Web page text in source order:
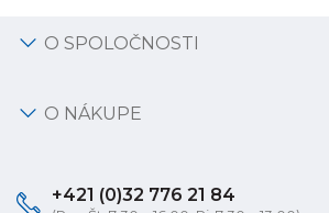
O SPOLOČNOSTI
O NÁKUPE
+421 (0)32 776 21 84